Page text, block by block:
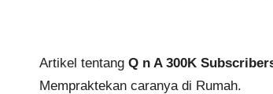
Artikel tentang Q n A 300K
Mempraktekan caranya di Rumah.